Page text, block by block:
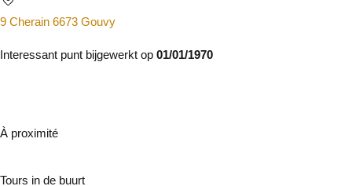
9 Cherain 6673 Gouvy
Interessant punt bijgewerkt op 01/01/1970
À proximité
Tours in de buurt